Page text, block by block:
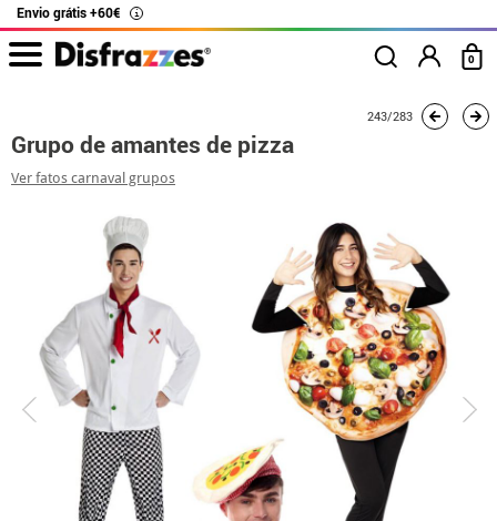
Envio grátis +60€ i
0
Grupo de amantes de pizza243/283
Grupo de amantes de pizza
Ver fatos carnaval grupos